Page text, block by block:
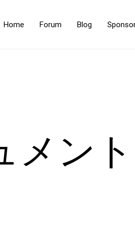
Home Forum Blog
メント